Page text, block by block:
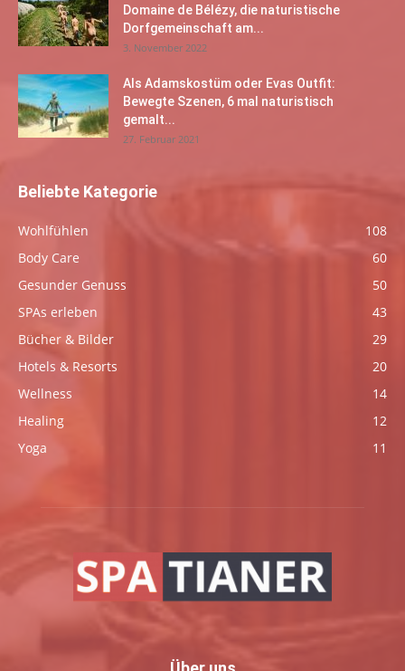
Domaine de Bélézy, die naturistische
Dorfgemeinschaft am...
3. November 2022
Als Adamskostüm oder Evas Outfit:
Bewegte Szenen, 6 mal naturistisch
gemalt...
27. Februar 2021
Beliebte Kategorie
Wohlfühlen
108
Body Care
60
Gesunder Genuss
50
SPAs erleben
43
Bücher & Bilder
29
Hotels & Resorts
20
Wellness
14
Healing
12
Yoga
11